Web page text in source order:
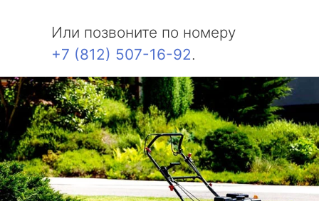
Или позвоните по номеру
+7 (812) 507-16-92.